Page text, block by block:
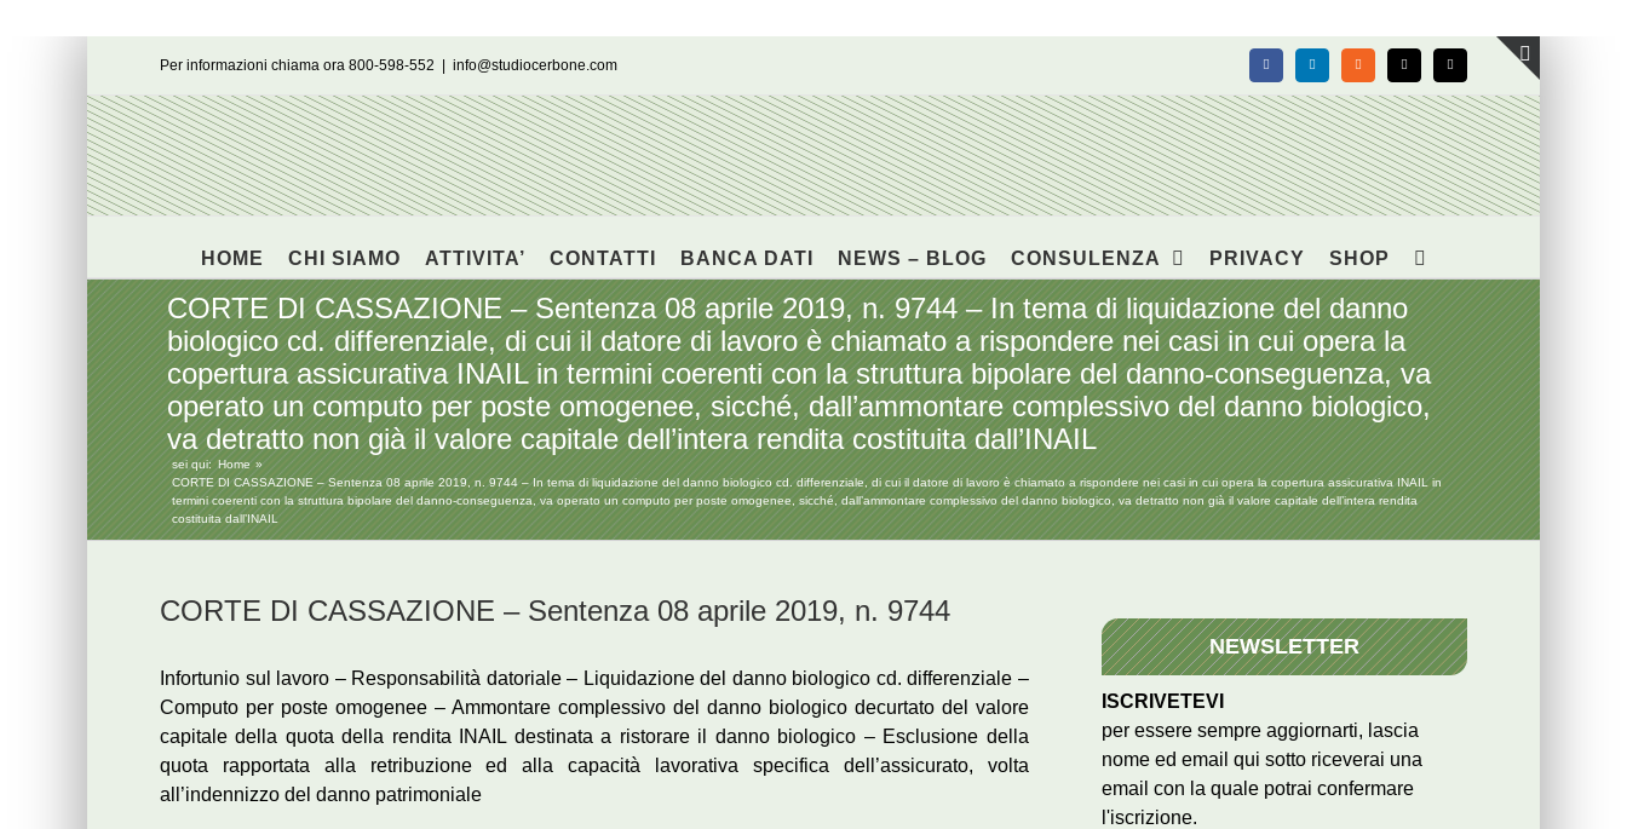
Per informazioni chiama ora 800-598-552 info@studiocerbone.com FacebookLinkedIn Rss X Email
HOME CHI SIAMO ATTIVITA’ CONTATTI BANCA DATI NEWS – BLOG CONSULENZA PRIVACY SHOP
CORTE DI CASSAZIONE – Sentenza 08 aprile 2019, n. 9744 – In tema di liquidazione del danno
biologico cd. differenziale, di cui il datore di lavoro è chiamato a rispondere nei casi in cui opera la
copertura assicurativa INAIL in termini coerenti con la struttura bipolare del danno-conseguenza, va
operato un computo per poste omogenee, sicché, dall’ammontare complessivo del danno biologico,
va detratto non già il valore capitale dell’intera rendita costituita dall’INAIL
sei qui: Home
CORTE DI CASSAZIONE – Sentenza 08 aprile 2019, n. 9744 – In tema di liquidazione del danno biologico cd. differenziale, di cui il datore di lavoro è chiamato a rispondere nei casi in cui opera la copertura assicurativa INAIL in
termini coerenti con la struttura bipolare del danno-conseguenza, va operato un computo per poste omogenee, sicché, dall’ammontare complessivo del danno biologico, va detratto non già il valore capitale dell’intera rendita
costituita dall’INAIL
CORTE DI CASSAZIONE – Sentenza 08 aprile 2019, n. 9744
Infortunio sul lavoro – Responsabilità datoriale – Liquidazione del danno biologico cd. differenziale –
Computo per poste omogenee – Ammontare complessivo del danno biologico decurtato del valore
capitale della quota della rendita INAIL destinata a ristorare il danno biologico – Esclusione della
quota rapportata alla retribuzione ed alla capacità lavorativa specifica dell’assicurato, volta
all’indennizzo del danno patrimoniale
NEWSLETTER
ISCRIVETEVI
per essere sempre aggiornarti, lascia
nome ed email qui sotto riceverai una
email con la quale potrai confermare
l'iscrizione.
Toggle
area
barra
scorrevole